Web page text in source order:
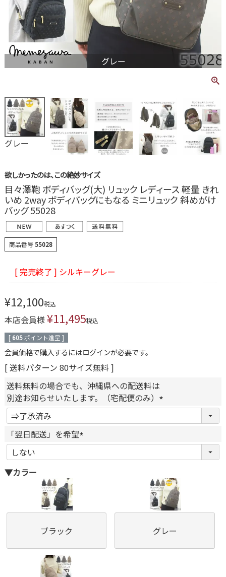
グレー
グレー
欲しかったのは、この絶妙サイズ
目々澤鞄 ボディバッグ(大) リュック レディース 軽量 きれ
いめ 2way ボディバッグにもなる ミニリュック 斜めがけ
バッグ 55028
商品番号55028
[ 完売終了 ] シルキーグレー
¥12,100税込
本店会員様¥11,495税込
[ 605ポイント進呈 ]
会員価格で購入するにはログインが必要です。
送料パターン 80サイズ無料
送料無料の場合でも、沖縄県への配送料は
別途お知らせいたします。（宅配便のみ）
必
「翌日配送」を希望
必
▼カラー
ブラック グレー